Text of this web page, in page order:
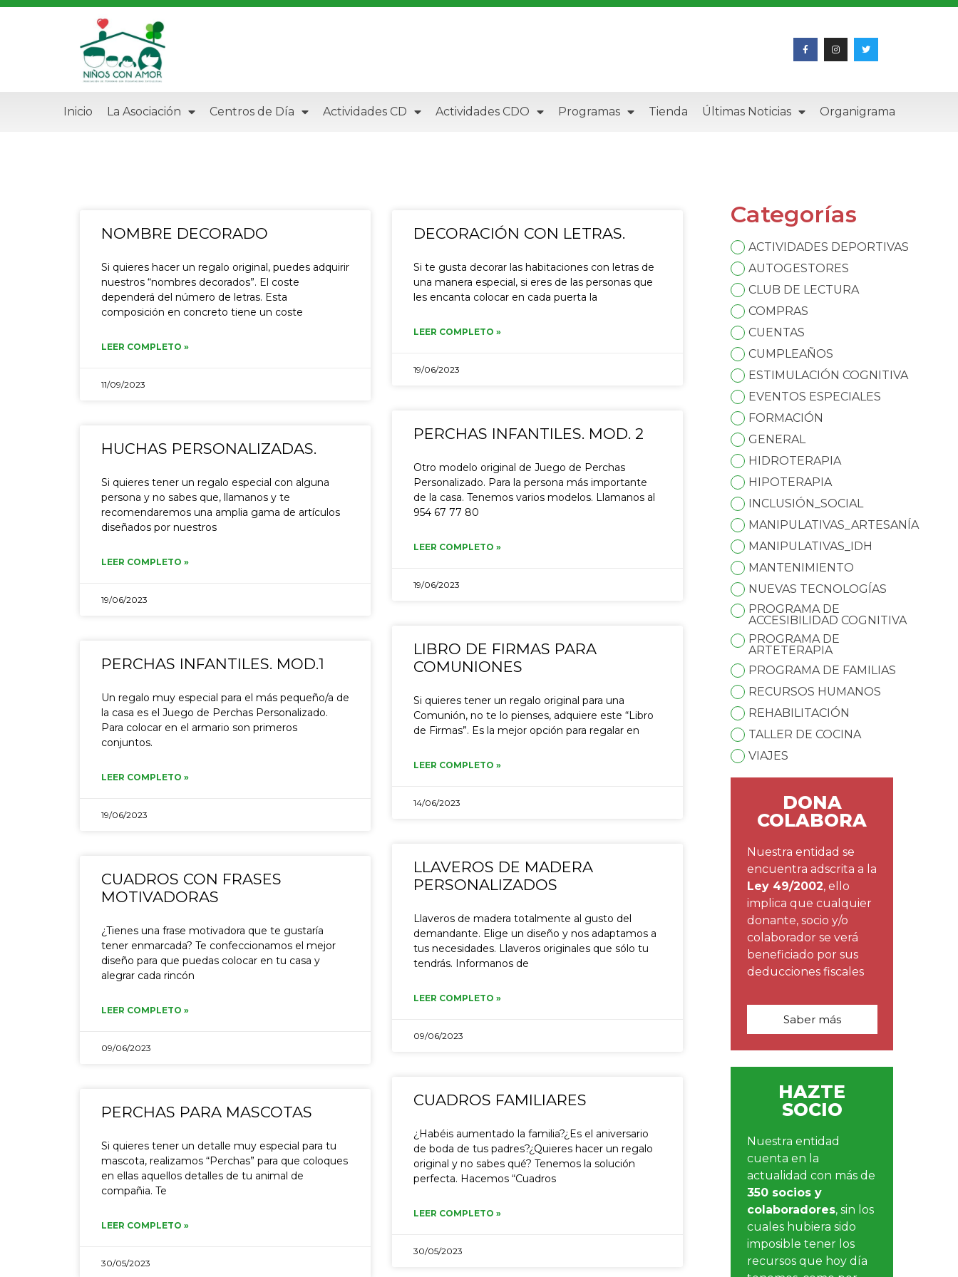
Inicio La Asociación Centros de Día Actividades CD Actividades CDO Programas Tienda Últimas Noticias Organigrama
NOMBRE DECORADO
Si quieres hacer un regalo original, puedes adquirir
nuestros “nombres decorados”. El coste
dependerá del número de letras. Esta
composición en concreto tiene un coste
LEER COMPLETO »
11/09/2023
DECORACIÓN CON LETRAS.
Si te gusta decorar las habitaciones con letras de
una manera especial, si eres de las personas que
les encanta colocar en cada puerta la
LEER COMPLETO »
19/06/2023
HUCHAS PERSONALIZADAS.
Si quieres tener un regalo especial con alguna
persona y no sabes que, llamanos y te
recomendaremos una amplia gama de artículos
diseñados por nuestros
LEER COMPLETO »
19/06/2023
PERCHAS INFANTILES. MOD. 2
Otro modelo original de Juego de Perchas
Personalizado. Para la persona más importante
de la casa. Tenemos varios modelos. Llamanos al
954 67 77 80
LEER COMPLETO »
19/06/2023
PERCHAS INFANTILES. MOD.1
Un regalo muy especial para el más pequeño/a de
la casa es el Juego de Perchas Personalizado.
Para colocar en el armario son primeros
conjuntos.
LEER COMPLETO »
19/06/2023
LIBRO DE FIRMAS PARA
COMUNIONES
Si quieres tener un regalo original para una
Comunión, no te lo pienses, adquiere este “Libro
de Firmas”. Es la mejor opción para regalar en
LEER COMPLETO »
14/06/2023
CUADROS CON FRASES
MOTIVADORAS
¿Tienes una frase motivadora que te gustaría
tener enmarcada? Te confeccionamos el mejor
diseño para que puedas colocar en tu casa y
alegrar cada rincón
LEER COMPLETO »
09/06/2023
LLAVEROS DE MADERA
PERSONALIZADOS
Llaveros de madera totalmente al gusto del
demandante. Elige un diseño y nos adaptamos a
tus necesidades. Llaveros originales que sólo tu
tendrás. Informanos de
LEER COMPLETO »
09/06/2023
PERCHAS PARA MASCOTAS
Si quieres tener un detalle muy especial para tu
mascota, realizamos “Perchas” para que coloques
en ellas aquellos detalles de tu animal de
compañia. Te
LEER COMPLETO »
30/05/2023
CUADROS FAMILIARES
¿Habéis aumentado la familia?¿Es el aniversario
de boda de tus padres?¿Quieres hacer un regalo
original y no sabes qué? Tenemos la solución
perfecta. Hacemos “Cuadros
LEER COMPLETO »
30/05/2023
Categorías
ACTIVIDADES DEPORTIVAS
AUTOGESTORES
CLUB DE LECTURA
COMPRAS
CUENTAS
CUMPLEAÑOS
ESTIMULACIÓN COGNITIVA
EVENTOS ESPECIALES
FORMACIÓN
GENERAL
HIDROTERAPIA
HIPOTERAPIA
INCLUSIÓN_SOCIAL
MANIPULATIVAS_ARTESANÍA
MANIPULATIVAS_IDH
MANTENIMIENTO
NUEVAS TECNOLOGÍAS
PROGRAMA DE
ACCESIBILIDAD COGNITIVA
PROGRAMA DE
ARTETERAPIA
PROGRAMA DE FAMILIAS
RECURSOS HUMANOS
REHABILITACIÓN
TALLER DE COCINA
VIAJES
DONA
COLABORA
Nuestra entidad se
encuentra adscrita a la
Ley 49/2002, ello
implica que cualquier
donante, socio y/o
colaborador se verá
beneficiado por sus
deducciones fiscales
Saber más
HAZTE
SOCIO
Nuestra entidad
cuenta en la
actualidad con más de
350 socios y
colaboradores, sin los
cuales hubiera sido
imposible tener los
recursos que hoy día